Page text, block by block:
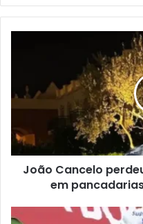
email
João Cancelo
em